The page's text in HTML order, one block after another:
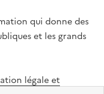
qui donne des
et les grands
légale et